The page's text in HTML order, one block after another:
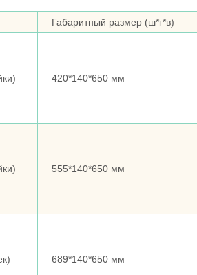
Габаритный размер (ш*г*в)
420*140*650 мм
555*140*650 мм
689*140*650 мм